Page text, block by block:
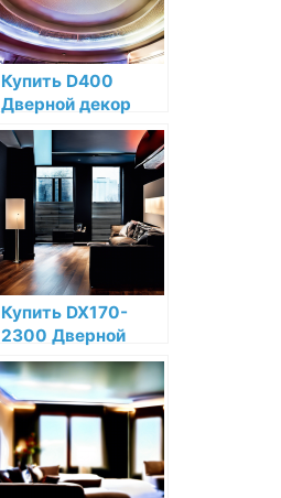
Купить D400
Дверной декор
Orac Decor
Полиуретан по
низкой цене в
интернет-
магазине
Купить DX170-
2300 Дверной
декор Heritage
Orac Decor
Дюрополимер по
низкой цене в
интернет-
магазине